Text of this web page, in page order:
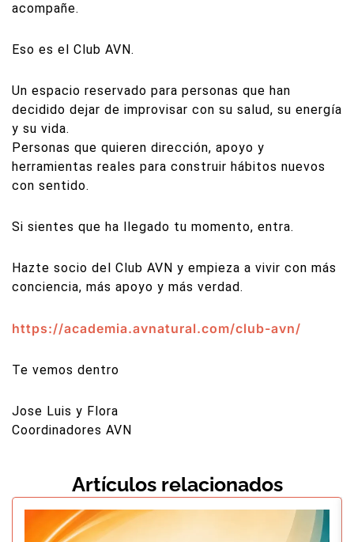
acompañe.
Eso es el Club AVN.
Un espacio reservado para personas que han
decidido dejar de improvisar con su salud, su energía
y su vida.
Personas que quieren dirección, apoyo y
herramientas reales para construir hábitos nuevos
con sentido.
Si sientes que ha llegado tu momento, entra.
Hazte socio del Club AVN y empieza a vivir con más
conciencia, más apoyo y más verdad.
https://academia.avnatural.com/club-avn/
Te vemos dentro
Jose Luis y Flora
Coordinadores AVN
Artículos relacionados